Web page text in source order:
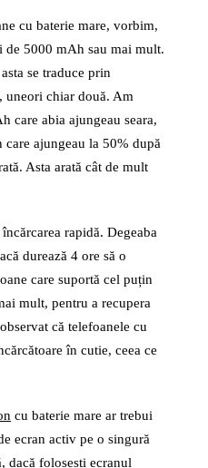
cu baterie mare, vorbim,
de 5000 mAh sau mai mult.
se traduce prin
uneori chiar două. Am
care abia ajungeau seara,
ajungeau la 50% după
Asta arată cât de mult
rapidă. Degeaba
durează 4 ore să o
care suportă cel puțin
mult, pentru a recupera
că telefoanele cu
în cutie, ceea ce
cu baterie mare ar trebui
ecran activ pe o singură
dacă folosești ecranul